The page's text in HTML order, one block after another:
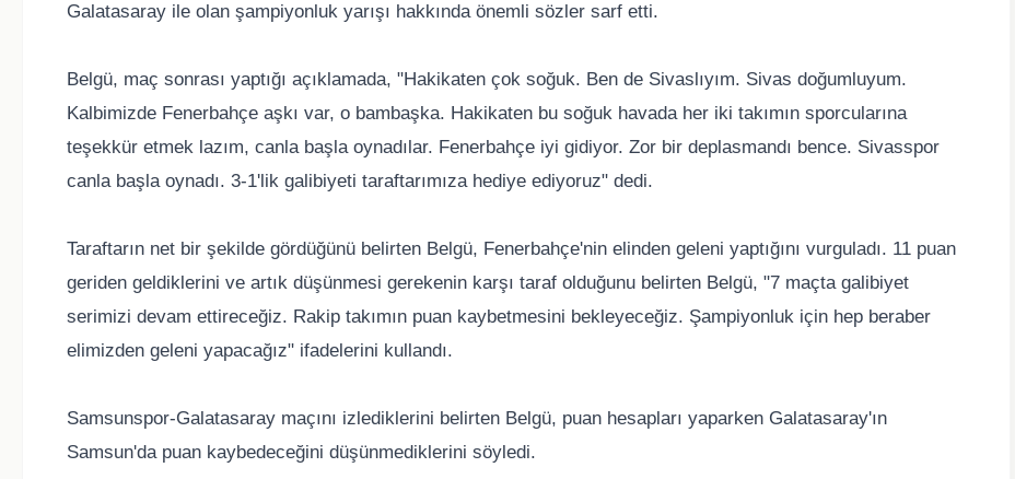
Galatasaray ile olan şampiyonluk yarışı hakkında önemli sözler sarf etti.
Belgü, maç sonrası yaptığı açıklamada, "Hakikaten çok soğuk. Ben de Sivaslıyım. Sivas doğumluyum.
Kalbimizde Fenerbahçe aşkı var, o bambaşka. Hakikaten bu soğuk havada her iki takımın sporcularına
teşekkür etmek lazım, canla başla oynadılar. Fenerbahçe iyi gidiyor. Zor bir deplasmandı bence. Sivasspor
canla başla oynadı. 3-1'lik galibiyeti taraftarımıza hediye ediyoruz" dedi.
Taraftarın net bir şekilde gördüğünü belirten Belgü, Fenerbahçe'nin elinden geleni yaptığını vurguladı. 11 puan
geriden geldiklerini ve artık düşünmesi gerekenin karşı taraf olduğunu belirten Belgü, "7 maçta galibiyet
serimizi devam ettireceğiz. Rakip takımın puan kaybetmesini bekleyeceğiz. Şampiyonluk için hep beraber
elimizden geleni yapacağız" ifadelerini kullandı.
Samsunspor-Galatasaray maçını izlediklerini belirten Belgü, puan hesapları yaparken Galatasaray'ın
Samsun'da puan kaybedeceğini düşünmediklerini söyledi.